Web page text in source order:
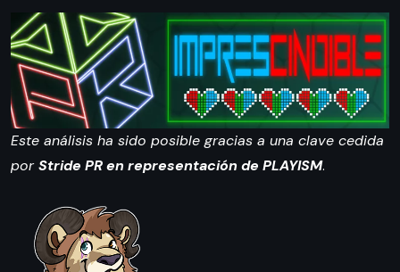
Este análisis ha sido posible gracias a una clave cedida
porStride PR en representación de PLAYISM.